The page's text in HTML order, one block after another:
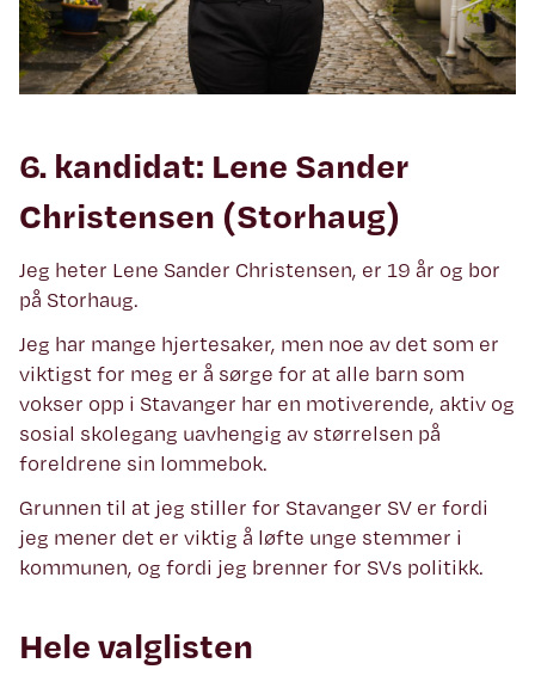
6. kandidat: Lene Sander
Christensen (Storhaug)
Jeg heter Lene Sander Christensen, er 19 år og bor
på Storhaug.
Jeg har mange hjertesaker, men noe av det som er
viktigst for meg er å sørge for at alle barn som
vokser opp i Stavanger har en motiverende, aktiv og
sosial skolegang uavhengig av størrelsen på
foreldrene sin lommebok.
Grunnen til at jeg stiller for Stavanger SV er fordi
jeg mener det er viktig å løfte unge stemmer i
kommunen, og fordi jeg brenner for SVs politikk.
Hele valglisten